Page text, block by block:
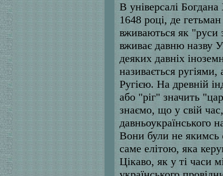
В універсалі
1648 році, де
вживаються як "руси
вживає давню назву
деяких давніх
називається
Ругією. На древній
або "ріг" значить
знаємо, що у свій
давньоукраїнського
Вони були не
саме елітою, яка
Цікаво, як у ті часи